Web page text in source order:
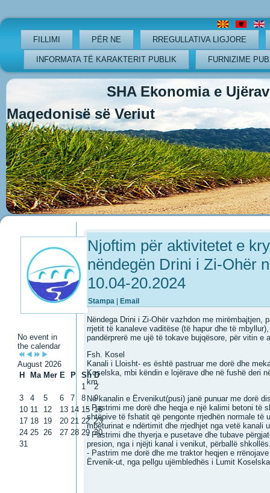
FILLIMI PËR NE RREGULLATIVA LIGJORE
INFORMATA TË KARAKTERIT PUBLIK FURNIZIME
SHA Ekonomia e
Maqedonisë së Veriut
No event in
the calendar
August 2026
H
Ma Mer E P Sh D
1
2
3
4 5 6 7 8
9
10 11 12 13 14 15 16
17 18 19 20 21 22 23
24 25 26 27 28 29 30
31
Njoftim për aktivitetet e
nëndegën Drini i Zi-Ohër
10.04-20.2024
Stampa Email
Nëndega Drini i Zi-Ohër vazhdon me mirëmbajtjen,
rrjetit të kanaleve vaditëse (të hapur dhe të
pandërprerë me ujë të tokave bujqësore, për vitin e
Fsh. Kosel
Kanali i Lloisht- es është pastruar me dorë dhe
Koselska, mbi këndin e lojërave dhe në fushë deri
km.
Në kanalin e Ërvenikut(pusi) janë punuar me dorë
- Pastrimi me dorë dhe heqja e një kalimi betoni të
shtëpive të fshatit që pengonte rrjedhën normale të
mbeturinat e ndërtimit dhe rrjedhjet nga vetë kanali
- Pastrimi dhe thyerja e pusetave dhe tubave
presion, nga i njëjti kanal i venikut, përballë
- Pastrim me dorë dhe me traktor heqjen e
Ërvenik-ut, nga pellgu ujëmbledhës i Lumit